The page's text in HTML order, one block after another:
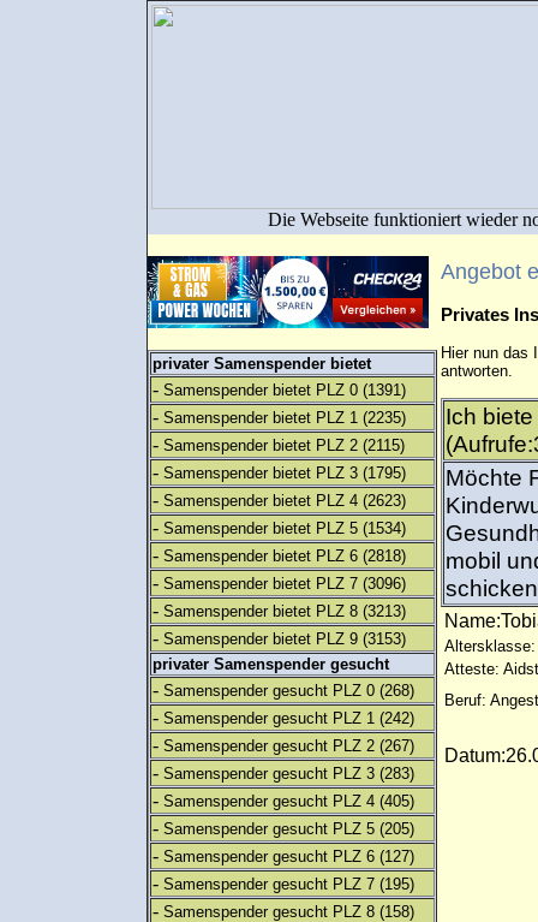
Die Webseite funktioniert wieder
privater Samenspender bietet
- Samenspender bietet PLZ 0 (1391)
- Samenspender bietet PLZ 1 (2235)
- Samenspender bietet PLZ 2 (2115)
- Samenspender bietet PLZ 3 (1795)
- Samenspender bietet PLZ 4 (2623)
- Samenspender bietet PLZ 5 (1534)
- Samenspender bietet PLZ 6 (2818)
- Samenspender bietet PLZ 7 (3096)
- Samenspender bietet PLZ 8 (3213)
- Samenspender bietet PLZ 9 (3153)
privater Samenspender gesucht
- Samenspender gesucht PLZ 0 (268)
- Samenspender gesucht PLZ 1 (242)
- Samenspender gesucht PLZ 2 (267)
- Samenspender gesucht PLZ 3 (283)
- Samenspender gesucht PLZ 4 (405)
- Samenspender gesucht PLZ 5 (205)
- Samenspender gesucht PLZ 6 (127)
- Samenspender gesucht PLZ 7 (195)
- Samenspender gesucht PLZ 8 (158)
Angebot
Privates
Hier nun das
antworten.
Ich
Möchte
mobil
Altersklasse:
Atteste:
Beruf: